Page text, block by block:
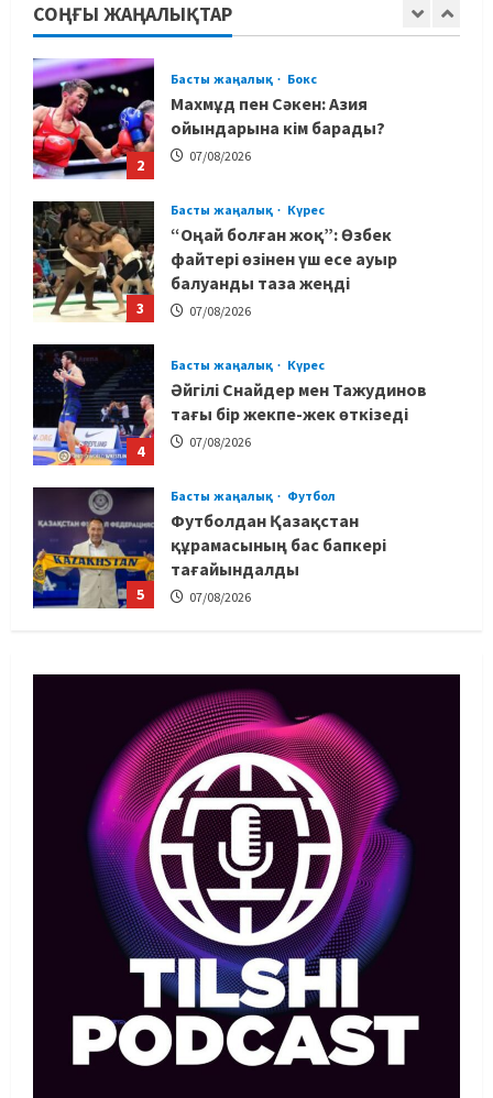
СОҢҒЫ ЖАҢАЛЫҚТАР
2
Махмұд пен Сәкен: Азия
ойындарына кім барады?
3
Басты жаңалық Күрес
“Оңай болған жоқ”: Өзбек
файтері өзінен үш есе ауыр
07/08/2026
Басты жаңалық
Әйгілі Снайдер мен Тажудинов
тағы бір жекпе-жек өткізеді
5
Басты жаңалық
Футболдан Қазақстан
құрамасының бас бапкері
07/08/2026
MMA Басты жаңалық
Басқалардың жолын жапты: ММА
менеджері Арман Әшімов жайлы
2
Басты жаңалық
Махмұд пен Сәкен: Азия
ойындарына кім барады?
07/08/2026
3
Басты жаңалық Күрес
“Оңай болған жоқ”: Өзбек
файтері өзінен үш есе ауыр
балуанды таза жеңді
07/08/2026
Басты жаңалық Күрес
Әйгілі Снайдер мен Тажудинов
тағы бір жекпе-жек өткізеді
07/08/2026